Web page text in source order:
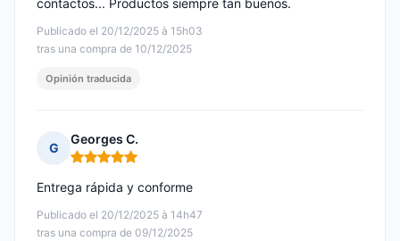
Publicado el 20/12/2025 à 15h03
tras una compra de 10/12/2025
contactos... Productos siempre tan buenos.
Opinión traducida
G
Georges C.
Nota: 5 de 5
Publicado el 20/12/2025 à 14h47
tras una compra de 09/12/2025
Entrega rápida y conforme